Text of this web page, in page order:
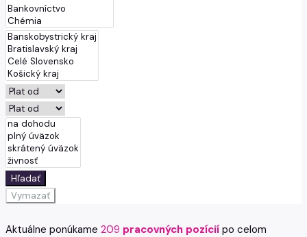
Hľadať
Vymazať
Aktuálne ponúkame 209 pracovných pozícií po celom